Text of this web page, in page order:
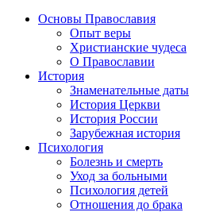
Основы Православия
Опыт веры
Христианские чудеса
О Православии
История
Знаменательные даты
История Церкви
История России
Зарубежная история
Психология
Болезнь и смерть
Уход за больными
Психология детей
Отношения до брака